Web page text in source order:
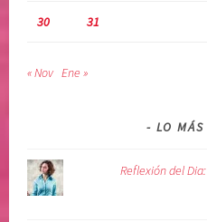
30 31
« Nov Ene »
LO
Reflexión del